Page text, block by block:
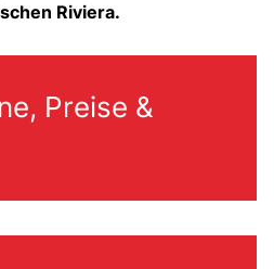
Riviera.
Preise &